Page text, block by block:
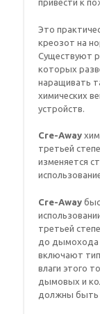
привести к
Это
креозот на
Существуют
которых
наращивать
химических
устройств.
Cre-Away
третьей
изменяется
Cre-Away
третьей
до дымохода
включают
влаги этого
дымовых и
должны быть